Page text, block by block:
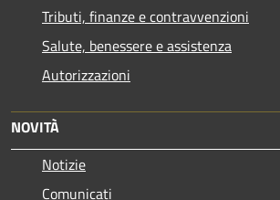
Tributi, finanze e contravvenzioni
Salute, benessere e assistenza
Autorizzazioni
NOVITÀ
Notizie
Comunicati